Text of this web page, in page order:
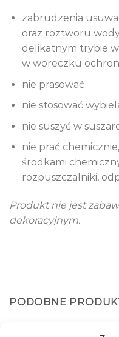
zabrudzenia
oraz roztworu
delikatnym trybie
w woreczku
nie prasować
nie stosować
nie suszyć w
nie prać
środkami
rozpuszczalniki,
Produkt nie jest
dekoracyjnym.
PODOBNE